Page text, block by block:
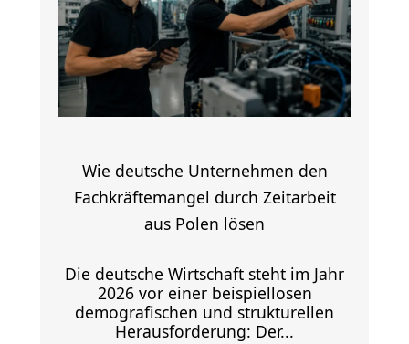
Wie deutsche Unternehmen den
Fachkräftemangel durch Zeitarbeit
aus Polen lösen
Die deutsche Wirtschaft steht im Jahr
2026 vor einer beispiellosen
demografischen und strukturellen
Herausforderung: Der...